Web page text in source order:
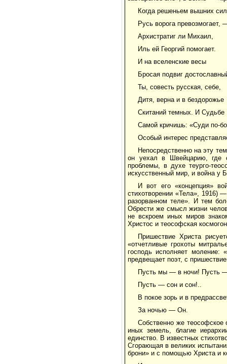
Когда решеньем вышних сил
Русь ворога превозмогает,
Архистратиг ли Михаил,
Иль ей Георгий помогает.
И на вселенские весы
Бросая подвиг
Ты, совесть русская, себе,
Дитя, верна и в бездорожье
Скитаний темных. И Судьбе
Самой кричишь: «Суди по-
Особый интерес
Непосредственно на эту
он уехал в Швейцарию, где
проблемы, в духе теурго-
искусственный мир, и война у
И вот его «концепция»
стихотворении «Тела», 1916)
разорванном теле». И тем
Обрести же смысл жизни
не вскроем иных миров
Христос и теософская
Пришествие Христа
«отчетливые грохоты
господь исполняет
предвещает поэт, с
Пусть мы — в ночи! Пусть
Пусть — сон и сон!..
В покое зорь и в
За ночью — Он.
Собственно же
иных земель, благие
единство. В известных
Сгорающая в великих
брони» и с помощью Христа и